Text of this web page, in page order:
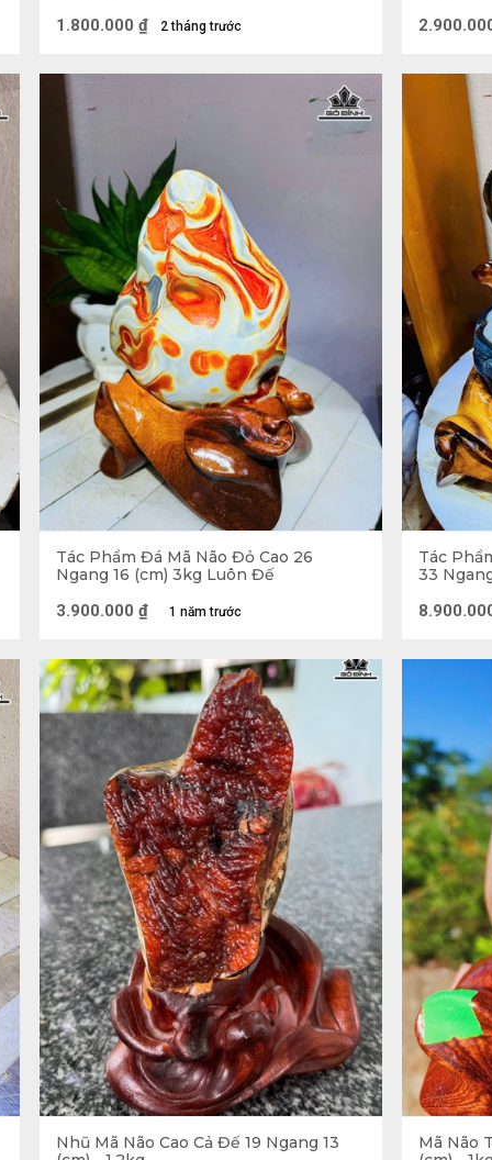
2 tháng trước
1.800.000 ₫
Tác Phẩm Đá Mã Não Đỏ Cao 26
Ngang 16 (cm) 3kg Luôn Đế
1 năm trước
3.900.000 ₫
Tác
33
Nhũ Mã Não Cao Cả Đế 19 Ngang 13
Mã Não